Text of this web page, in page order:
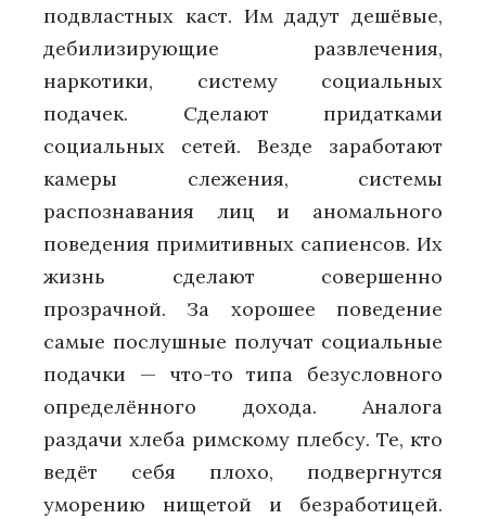
подвластных каст. Им дадут дешёвые,
дебилизирующие развлечения,
наркотики, систему социальных
подачек. Сделают придатками
социальных сетей. Везде заработают
камеры слежения, системы
распознавания лиц и аномального
поведения примитивных сапиенсов. Их
жизнь сделают совершенно
прозрачной. За хорошее поведение
самые послушные получат социальные
подачки — что-то типа безусловного
определённого дохода. Аналога
раздачи хлеба римскому плебсу. Те, кто
ведёт себя плохо, подвергнутся
уморению нищетой и безработицей.